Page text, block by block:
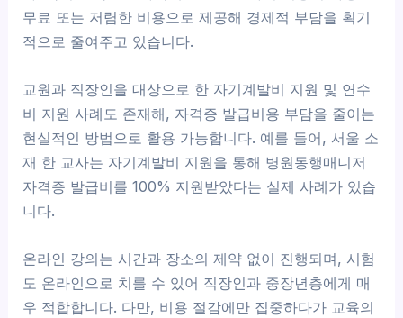
무료 또는 저렴한 비용으로 제공해 경제적 부담을 획기
적으로 줄여주고 있습니다.
교원과 직장인을 대상으로 한 자기계발비 지원 및 연수
비 지원 사례도 존재해, 자격증 발급비용 부담을 줄이는
현실적인 방법으로 활용 가능합니다. 예를 들어, 서울 소
재 한 교사는 자기계발비 지원을 통해 병원동행매니저
자격증 발급비를 100% 지원받았다는 실제 사례가 있습
니다.
온라인 강의는 시간과 장소의 제약 없이 진행되며, 시험
도 온라인으로 치를 수 있어 직장인과 중장년층에게 매
우 적합합니다. 다만, 비용 절감에만 집중하다가 교육의